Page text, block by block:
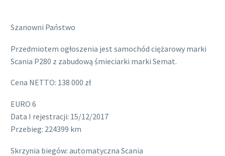
Szanowni Państwo
Przedmiotem ogłoszenia jest samochód ciężarowy marki
Scania P280 z zabudową śmieciarki marki Semat.
Cena NETTO: 138 000 zł
EURO 6
Data I rejestracji: 15/12/2017
Przebieg: 224399 km
Skrzynia biegów: automatyczna Scania